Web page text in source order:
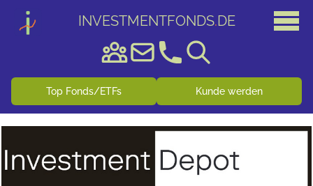
INVESTMENTFONDS.DE
Top Fonds/ETFs Kunde werden